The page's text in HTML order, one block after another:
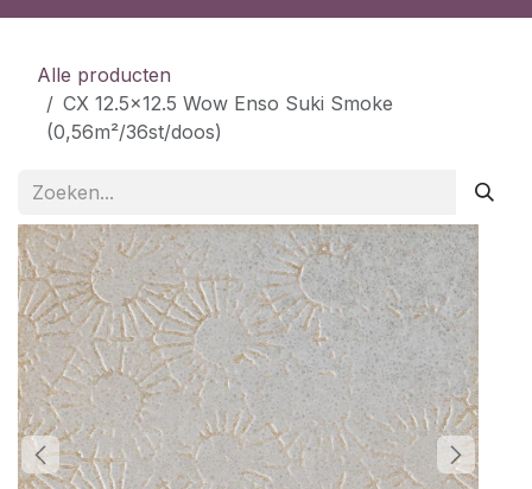
Alle producten
CX 12.5x12.5 Wow Enso Suki Smoke
(0,56m²/36st/doos)